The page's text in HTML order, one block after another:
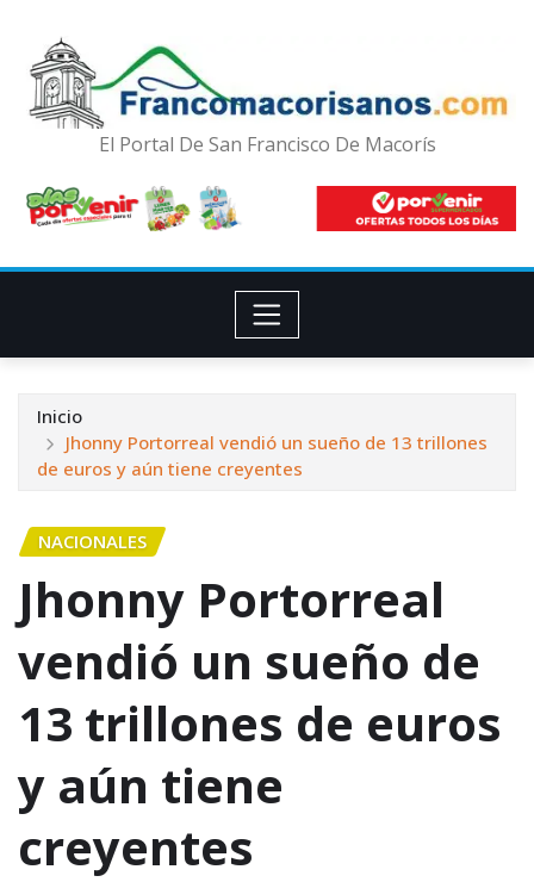
El Portal De San Francisco De Macorís
Inicio
Jhonny Portorreal vendió un sueño de 13 trillones
de euros y aún tiene creyentes
NACIONALES
Jhonny Portorreal
vendió un sueño de
13 trillones de euros
y aún tiene
creyentes